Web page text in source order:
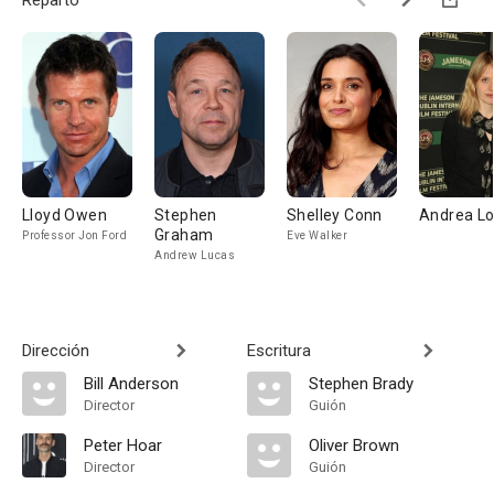
Lloyd Owen
Professor Jon Ford
Stephen
Graham
Andrew Lucas
Shelley Conn
Eve Walker
Andrea
Dirección
Bill Anderson
Director
Peter Hoar
Director
Escritura
Stephen Brady
Guión
Oliver Brown
Guión